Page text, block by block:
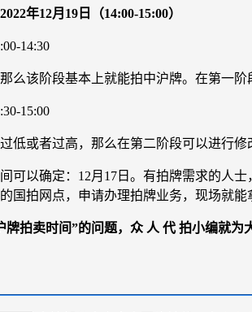
年12月19日（14:00-15:00）
14:30
么该阶段基本上就能拍中沪牌。在第一
15:00
低或者过高，那么在第二阶段可以进行
可以确定：12月17日。有拍牌需求的人
国拍网点，申请办理拍牌业务，现场就能
牌拍卖时间”的问题，众 人 代 拍小编就